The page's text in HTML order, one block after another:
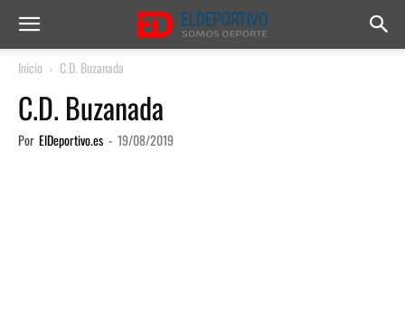
Inicio C.D. Buzanada
C.D. Buzanada
Por ElDeportivo.es - 19/08/2019